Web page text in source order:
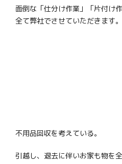
面倒な「仕分け作業」「片付け
全て弊社でさせていただきます。
不用品回収を考えている。
引越し、退去に伴いお家も物を